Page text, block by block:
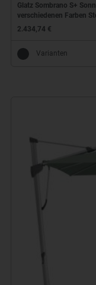
Glatz Sombrano S+
verschiedenen Farben
2.434,74 €
Varianten